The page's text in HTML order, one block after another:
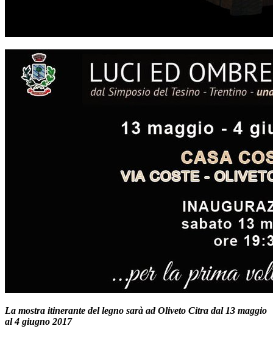
La mostra itinerante del legno sarà ad Oliveto Citra dal 13 maggio
al 4 giugno 2017